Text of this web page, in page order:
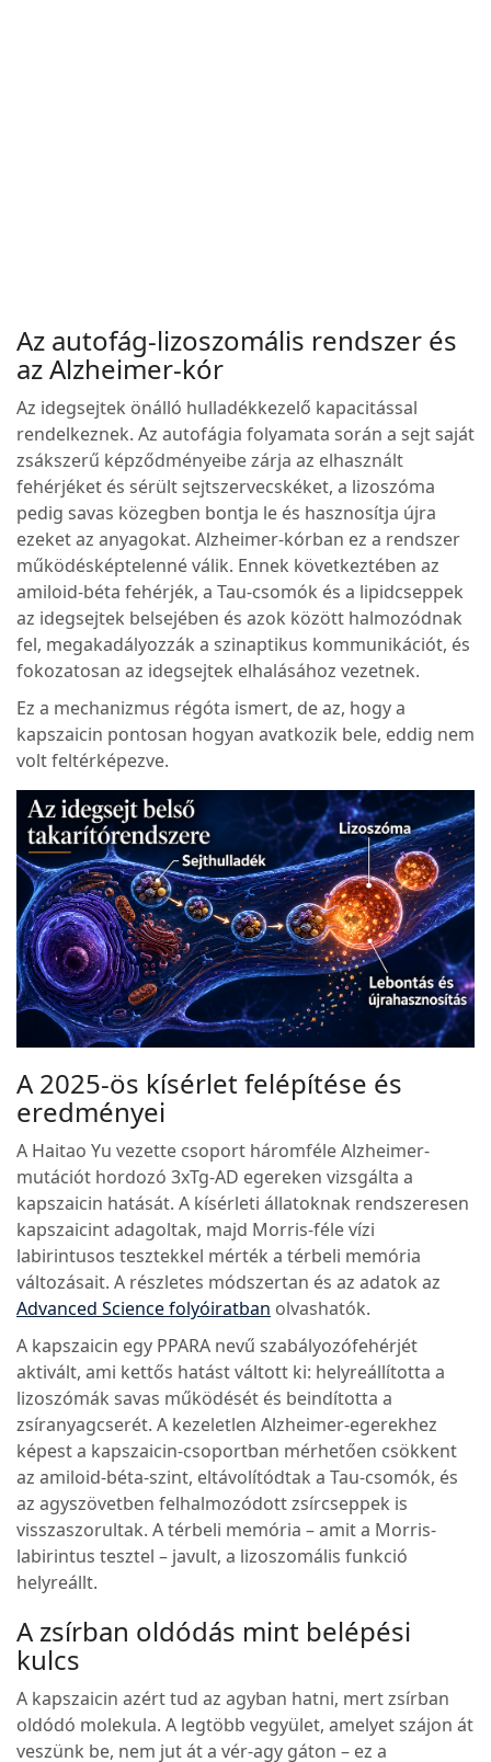
Az autofág-lizoszomális rendszer és
az Alzheimer-kór
Az idegsejtek önálló hulladékkezelő kapacitással
rendelkeznek. Az autofágia folyamata során a sejt saját
zsákszerű képződményeibe zárja az elhasznált
fehérjéket és sérült sejtszervecskéket, a lizoszóma
pedig savas közegben bontja le és hasznosítja újra
ezeket az anyagokat. Alzheimer-kórban ez a rendszer
működésképtelenné válik. Ennek következtében az
amiloid-béta fehérjék, a Tau-csomók és a lipidcseppek
az idegsejtek belsejében és azok között halmozódnak
fel, megakadályozzák a szinaptikus kommunikációt, és
fokozatosan az idegsejtek elhalásához vezetnek.
Ez a mechanizmus régóta ismert, de az, hogy a
kapszaicin pontosan hogyan avatkozik bele, eddig nem
volt feltérképezve.
A 2025-ös kísérlet felépítése és
eredményei
A Haitao Yu vezette csoport háromféle Alzheimer-
mutációt hordozó 3xTg-AD egereken vizsgálta a
kapszaicin hatását. A kísérleti állatoknak rendszeresen
kapszaicint adagoltak, majd Morris-féle vízi
labirintusos tesztekkel mérték a térbeli memória
változásait. A részletes módszertan és az adatok az
Advanced Science folyóiratban olvashatók.
A kapszaicin egy PPARA nevű szabályozófehérjét
aktivált, ami kettős hatást váltott ki: helyreállította a
lizoszómák savas működését és beindította a
zsíranyagcserét. A kezeletlen Alzheimer-egerekhez
képest a kapszaicin-csoportban mérhetően csökkent
az amiloid-béta-szint, eltávolítódtak a Tau-csomók, és
az agyszövetben felhalmozódott zsírcseppek is
visszaszorultak. A térbeli memória – amit a Morris-
labirintus tesztel – javult, a lizoszomális funkció
helyreállt.
A zsírban oldódás mint belépési
kulcs
A kapszaicin azért tud az agyban hatni, mert zsírban
oldódó molekula. A legtöbb vegyület, amelyet szájon át
veszünk be, nem jut át a vér-agy gáton – ez a